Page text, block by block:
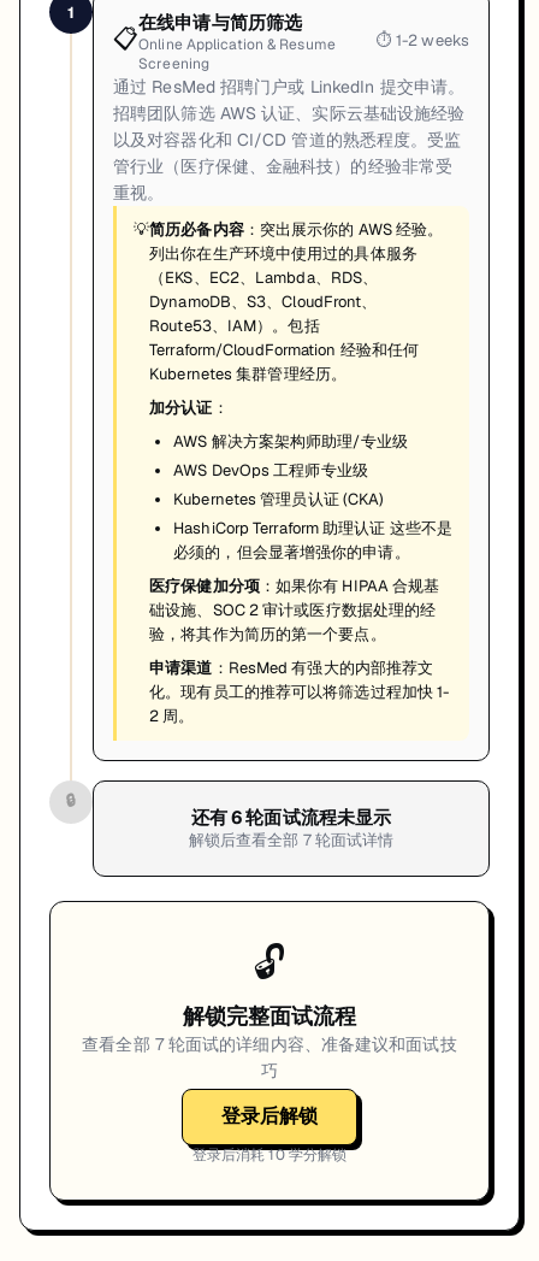
1
📋
在线申请与简历筛选
Online Application & Resume
Screening
⏱1-2 weeks
通过 ResMed 招聘门户或 LinkedIn 提交申请。
招聘团队筛选 AWS 认证、实际云基础设施经验
以及对容器化和 CI/CD 管道的熟悉程度。受监
管行业（医疗保健、金融科技）的经验非常受
重视。
💡简历必备内容：突出展示你的 AWS 经验。
列出你在生产环境中使用过的具体服务
（EKS、EC2、Lambda、RDS、
DynamoDB、S3、CloudFront、
Route53、IAM）。包括
Terraform/CloudFormation 经验和任何
Kubernetes 集群管理经历。
加分认证 ：
AWS 解决方案架构师助理/专业级
AWS DevOps 工程师专业级
Kubernetes 管理员认证 (CKA)
HashiCorp Terraform 助理认证 这些不是
必须的，但会显著增强你的申请。
医疗保健加分项：如果你有 HIPAA 合规基
础设施、SOC 2 审计或医疗数据处理的经
验，将其作为简历的第一个要点。
申请渠道 ：ResMed 有强大的内部推荐文
化。现有员工的推荐可以将筛选过程加快 1-
2 周。
🔒
还有6轮面试流程未显示
解锁后查看全部 7轮面试详情
🔓
解锁完整面试流程
查看全部 7轮面试的详细内容、准备建议和面试技
巧
登录后解锁
登录后消耗10学分解锁